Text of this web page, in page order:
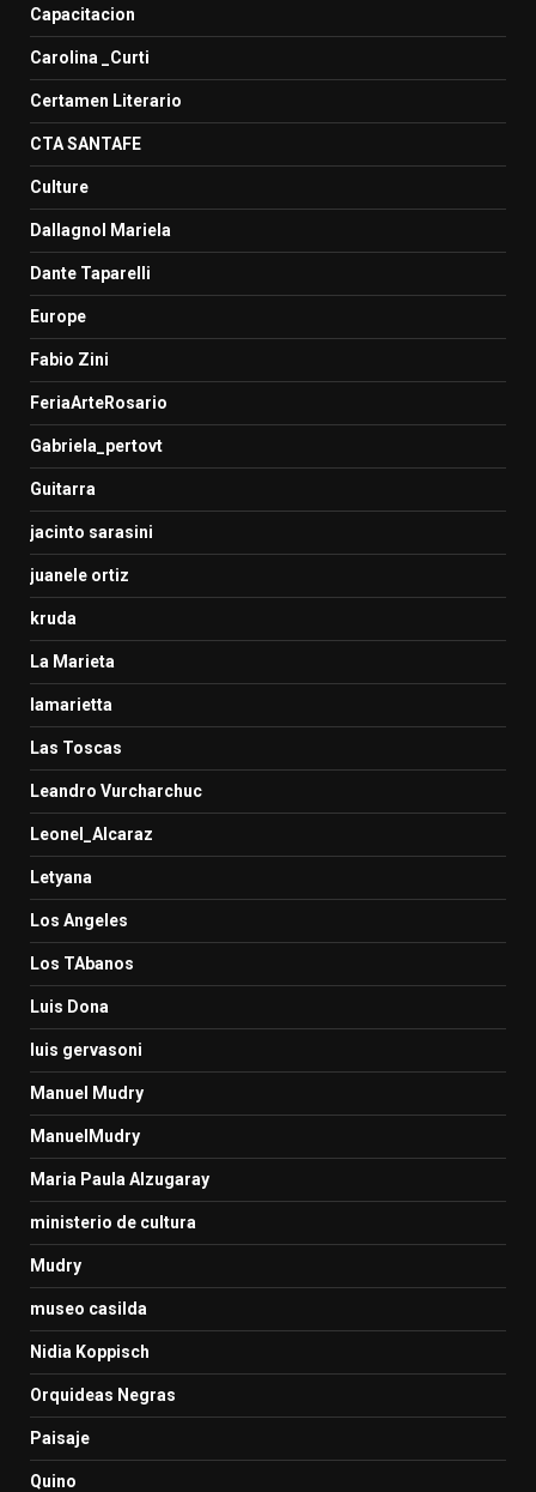
Capacitacion
Carolina _Curti
Certamen Literario
CTA SANTAFE
Culture
Dallagnol Mariela
Dante Taparelli
Europe
Fabio Zini
FeriaArteRosario
Gabriela_pertovt
Guitarra
jacinto sarasini
juanele ortiz
kruda
La Marieta
lamarietta
Las Toscas
Leandro Vurcharchuc
Leonel_Alcaraz
Letyana
Los Angeles
Los TAbanos
Luis Dona
luis gervasoni
Manuel Mudry
ManuelMudry
Maria Paula Alzugaray
ministerio de cultura
Mudry
museo casilda
Nidia Koppisch
Orquideas Negras
Paisaje
Quino